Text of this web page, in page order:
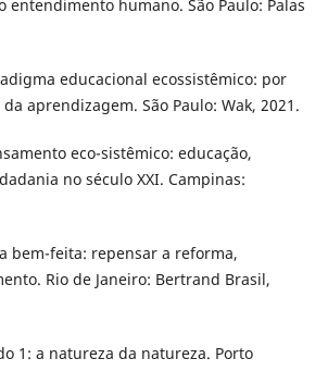
entendimento humano. São Paulo: Palas
educacional ecossistêmico: por
aprendizagem. São Paulo: Wak, 2021.
eco-sistêmico: educação,
no século XXI. Campinas:
bem-feita: repensar a reforma,
Rio de Janeiro: Bertrand Brasil,
1: a natureza da natureza. Porto